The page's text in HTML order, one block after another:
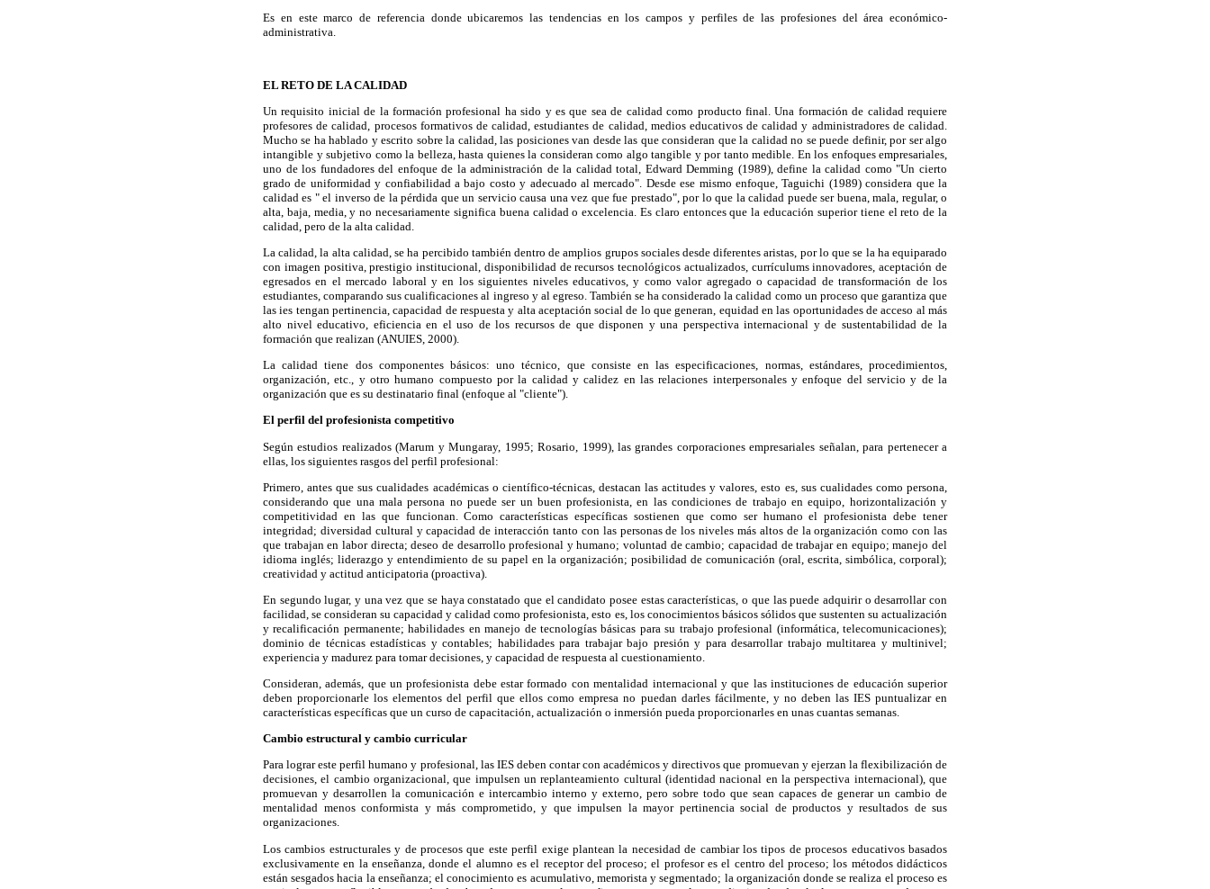
Es en este marco de referencia donde ubicaremos las tendencias en los campos y perfiles de las profesiones del área económico-
administrativa.
EL RETO DE LA CALIDAD
Un requisito inicial de la formación profesional ha sido y es que sea de calidad como producto final. Una formación de calidad requiere
profesores de calidad, procesos formativos de calidad, estudiantes de calidad, medios educativos de calidad y administradores de calidad.
Mucho se ha hablado y escrito sobre la calidad, las posiciones van desde las que consideran que la calidad no se puede definir, por ser algo
intangible y subjetivo como la belleza, hasta quienes la consideran como algo tangible y por tanto medible. En los enfoques empresariales,
uno de los fundadores del enfoque de la administración de la calidad total, Edward Demming (1989), define la calidad como "Un cierto
grado de uniformidad y confiabilidad a bajo costo y adecuado al mercado". Desde ese mismo enfoque, Taguichi (1989) considera que la
calidad es " el inverso de la pérdida que un servicio causa una vez que fue prestado", por lo que la calidad puede ser buena, mala, regular, o
alta, baja, media, y no necesariamente significa buena calidad o excelencia. Es claro entonces que la educación superior tiene el reto de la
calidad, pero de la alta calidad.
La calidad, la alta calidad, se ha percibido también dentro de amplios grupos sociales desde diferentes aristas, por lo que se la ha equiparado
con imagen positiva, prestigio institucional, disponibilidad de recursos tecnológicos actualizados, currículums innovadores, aceptación de
egresados en el mercado laboral y en los siguientes niveles educativos, y como valor agregado o capacidad de transformación de los
estudiantes, comparando sus cualificaciones al ingreso y al egreso. También se ha considerado la calidad como un proceso que garantiza que
las ies tengan pertinencia, capacidad de respuesta y alta aceptación social de lo que generan, equidad en las oportunidades de acceso al más
alto nivel educativo, eficiencia en el uso de los recursos de que disponen y una perspectiva internacional y de sustentabilidad de la
formación que realizan (ANUIES, 2000).
La calidad tiene dos componentes básicos: uno técnico, que consiste en las especificaciones, normas, estándares, procedimientos,
organización, etc., y otro humano compuesto por la calidad y calidez en las relaciones interpersonales y enfoque del servicio y de la
organización que es su destinatario final (enfoque al "cliente").
El perfil del profesionista competitivo
Según estudios realizados (Marum y Mungaray, 1995; Rosario, 1999), las grandes corporaciones empresariales señalan, para pertenecer a
ellas, los siguientes rasgos del perfil profesional:
Primero, antes que sus cualidades académicas o científico-técnicas, destacan las actitudes y valores, esto es, sus cualidades como persona,
considerando que una mala persona no puede ser un buen profesionista, en las condiciones de trabajo en equipo, horizontalización y
competitividad en las que funcionan. Como características específicas sostienen que como ser humano el profesionista debe tener
integridad; diversidad cultural y capacidad de interacción tanto con las personas de los niveles más altos de la organización como con las
que trabajan en labor directa; deseo de desarrollo profesional y humano; voluntad de cambio; capacidad de trabajar en equipo; manejo del
idioma inglés; liderazgo y entendimiento de su papel en la organización; posibilidad de comunicación (oral, escrita, simbólica, corporal);
creatividad y actitud anticipatoria (proactiva).
En segundo lugar, y una vez que se haya constatado que el candidato posee estas características, o que las puede adquirir o desarrollar con
facilidad, se consideran su capacidad y calidad como profesionista, esto es, los conocimientos básicos sólidos que sustenten su actualización
y recalificación permanente; habilidades en manejo de tecnologías básicas para su trabajo profesional (informática, telecomunicaciones);
dominio de técnicas estadísticas y contables; habilidades para trabajar bajo presión y para desarrollar trabajo multitarea y multinivel;
experiencia y madurez para tomar decisiones, y capacidad de respuesta al cuestionamiento.
Consideran, además, que un profesionista debe estar formado con mentalidad internacional y que las instituciones de educación superior
deben proporcionarle los elementos del perfil que ellos como empresa no puedan darles fácilmente, y no deben las IES puntualizar en
características específicas que un curso de capacitación, actualización o inmersión pueda proporcionarles en unas cuantas semanas.
Cambio estructural y cambio curricular
Para lograr este perfil humano y profesional, las IES deben contar con académicos y directivos que promuevan y ejerzan la flexibilización de
decisiones, el cambio organizacional, que impulsen un replanteamiento cultural (identidad nacional en la perspectiva internacional), que
promuevan y desarrollen la comunicación e intercambio interno y externo, pero sobre todo que sean capaces de generar un cambio de
mentalidad menos conformista y más comprometido, y que impulsen la mayor pertinencia social de productos y resultados de sus
organizaciones.
Los cambios estructurales y de procesos que este perfil exige plantean la necesidad de cambiar los tipos de procesos educativos basados
exclusivamente en la enseñanza, donde el alumno es el receptor del proceso; el profesor es el centro del proceso; los métodos didácticos
están sesgados hacia la enseñanza; el conocimiento es acumulativo, memorista y segmentado; la organización donde se realiza el proceso es